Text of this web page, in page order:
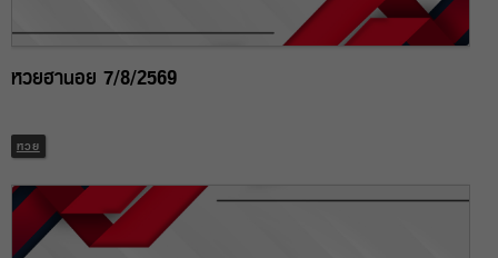
หวยฮานอย 7/8/2569
หวย